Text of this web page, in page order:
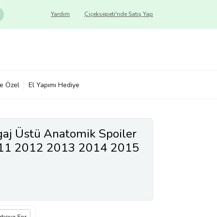
Çiçeksepeti'nde Satış Yap
Yardım
Özel El Yapımı Hediye
Üstü Anatomik Spoiler
2012 2013 2014 2015